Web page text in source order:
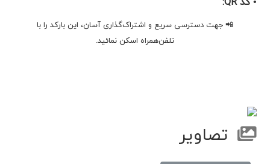
📲 جهت دسترسی سریع و اشتراک‌گذاری آسان، این بارکد را با
تلفن‌همراه اسکن نمائید.
تصاویر